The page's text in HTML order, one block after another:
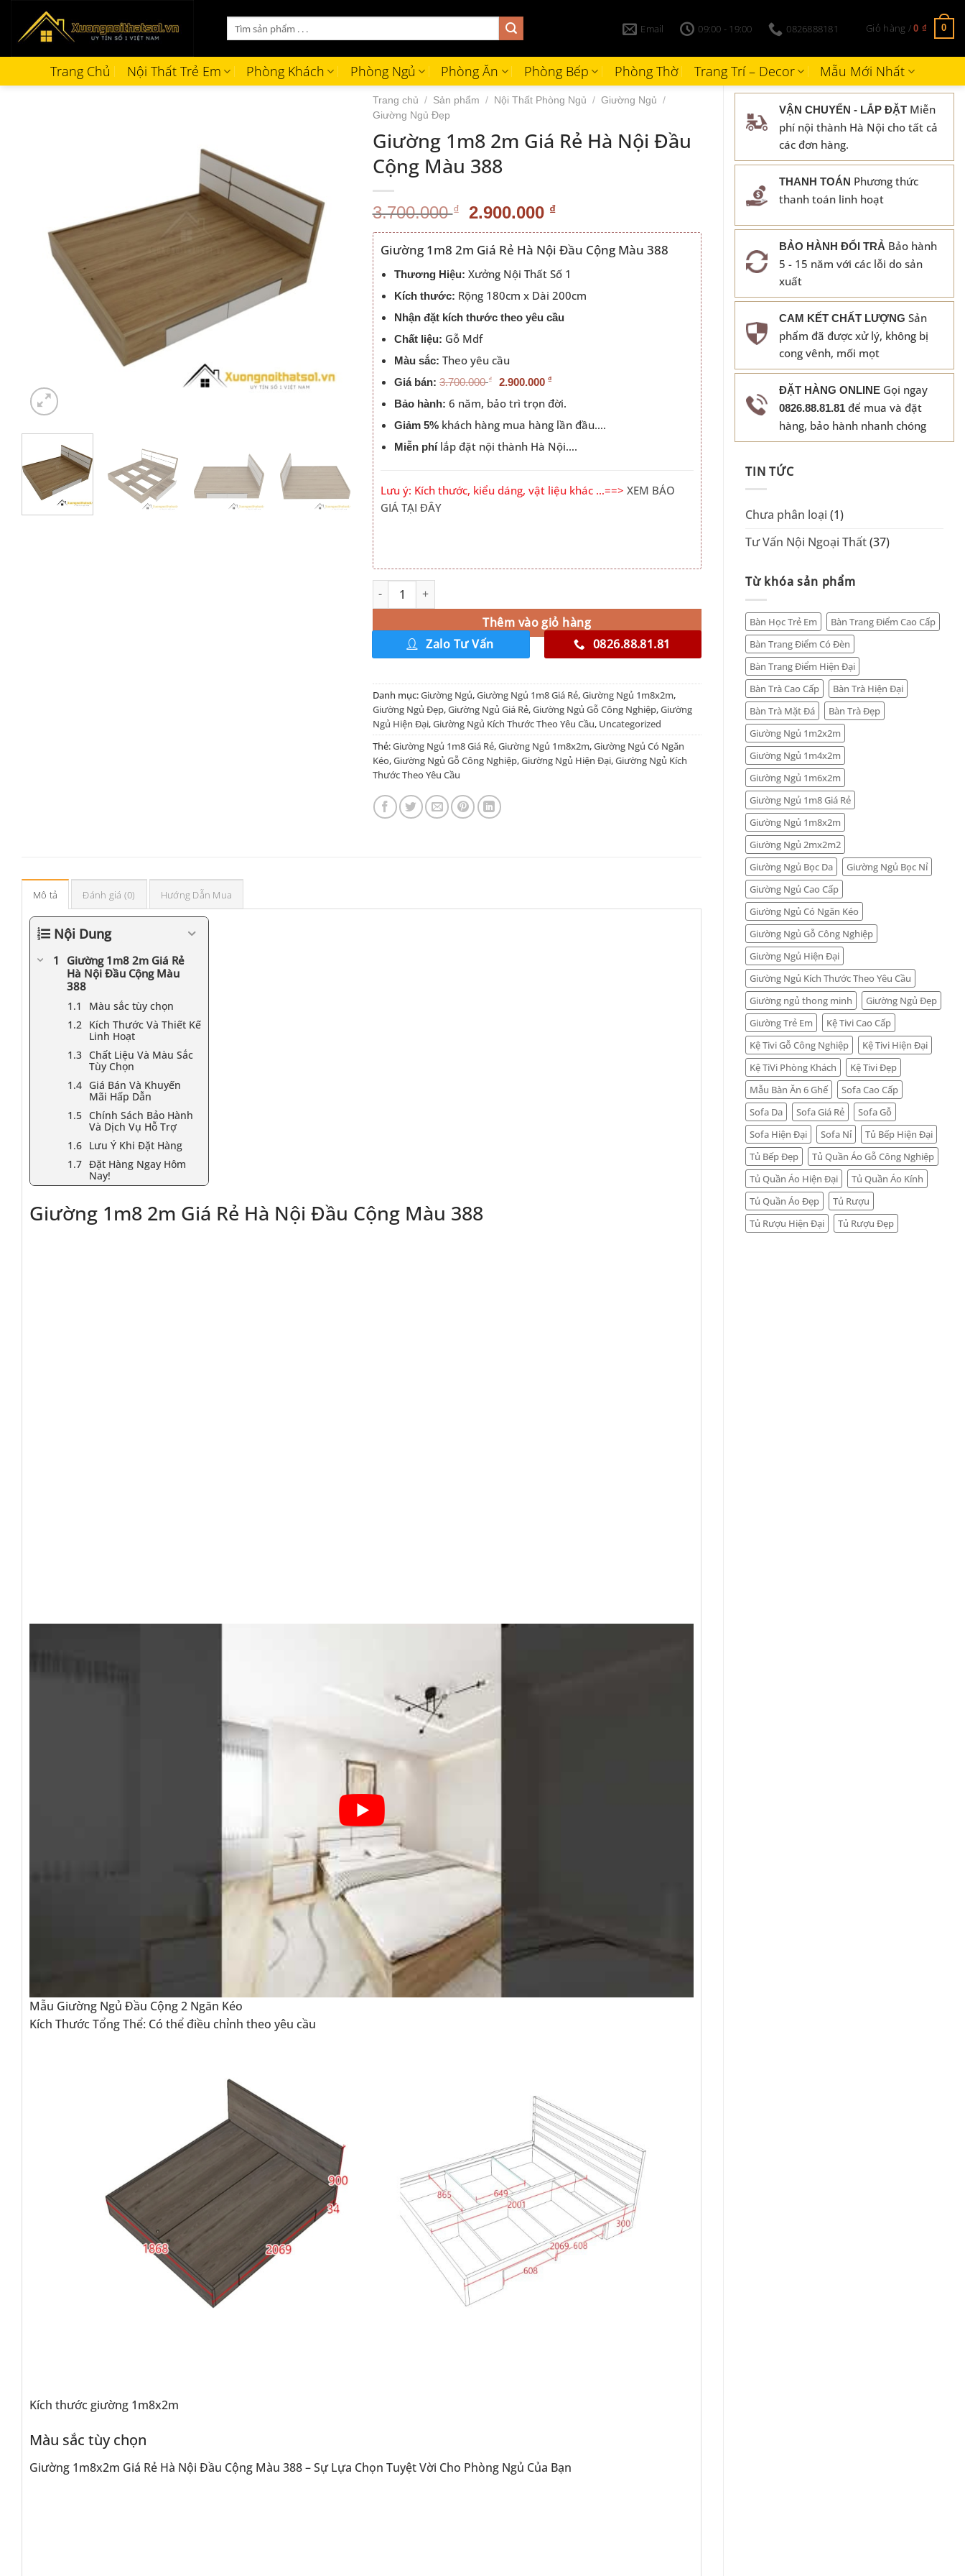
Tìm
kiếm:
Email 09:00 - 19:00 0826888181 Giỏ hàng /0 ₫ 0
Trang Chủ Nội Thất Trẻ Em Phòng Khách Phòng Ngủ Phòng Ăn Phòng Bếp Phòng Thờ Trang Trí – Decor Mẫu Mới Nhất
VẬN CHUYỂN - LẮP ĐẶT Miễn
phí nội thành Hà Nội cho tất cả
các đơn hàng.
THANH TOÁN Phương thức
thanh toán linh hoạt
BẢO HÀNH ĐỔI TRẢ Bảo hành
5 - 15 năm với các lỗi do sản
xuất
CAM KẾT CHẤT LƯỢNG Sản
phẩm đã được xử lý, không bị
cong vênh, mối mọt
ĐẶT HÀNG ONLINE Gọi ngay
0826.88.81.81 để mua và đặt
hàng, bảo hành nhanh chóng
TIN TỨC
Chưa phân loại (1)
Tư Vấn Nội Ngoại Thất(37)
Từ khóa sản phẩm
Bàn Học Trẻ Em
Bàn Trang Điểm Cao Cấp
Bàn Trang Điểm Có Đèn
Bàn Trang Điểm Hiện Đại
Bàn Trà Cao Cấp
Bàn Trà Hiện Đại
Bàn Trà Mặt Đá
Bàn Trà Đẹp
Giường Ngủ 1m2x2m
Giường Ngủ 1m4x2m
Giường Ngủ 1m6x2m
Giường Ngủ 1m8 Giá Rẻ
Giường Ngủ 1m8x2m
Giường Ngủ 2mx2m2
Giường Ngủ Bọc Da
Giường Ngủ Bọc Nỉ
Giường Ngủ Cao Cấp
Giường Ngủ Có Ngăn Kéo
Giường Ngủ Gỗ Công Nghiệp
Giường Ngủ Hiện Đại
Giường Ngủ Kích Thước Theo Yêu Cầu
Giường ngủ thong minh
Giường Ngủ Đẹp
Giường Trẻ Em
Kệ Tivi Cao Cấp
Kệ Tivi Gỗ Công Nghiệp
Kệ Tivi Hiện Đại
Kệ TiVi Phòng Khách
Kệ Tivi Đẹp
Mẫu Bàn Ăn 6 Ghế
Sofa Cao Cấp
Sofa Da
Sofa Giá Rẻ
Sofa Gỗ
Sofa Hiện Đại
Sofa Nỉ
Tủ Bếp Hiện Đại
Tủ Bếp Đẹp
Tủ Quần Áo Gỗ Công Nghiệp
Tủ Quần Áo Hiện Đại
Tủ Quần Áo Kính
Tủ Quần Áo Đẹp
Tủ Rượu
Tủ Rượu Hiện Đại
Tủ Rượu Đẹp
Trang chủ / Sản phẩm / Nội Thất Phòng Ngủ / Giường Ngủ
/
Giường Ngủ Đẹp
Giường 1m8 2m Giá Rẻ Hà Nội Đầu
Cộng Màu 388
3.700.000₫ Giá
gốc
là:
3.700.000 ₫.
2.900.000 ₫Giá
hiện
tại
là:
2.900.000 ₫.
Giường 1m8 2m Giá Rẻ Hà Nội Đầu Cộng Màu 388
Thương Hiệu: Xưởng Nội Thất Số 1
Kích thước: Rộng 180cm x Dài 200cm
Nhận đặt kích thước theo yêu cầu
Chất liệu: Gỗ Mdf
Màu sắc: Theo yêu cầu
Giá bán: 3.700.000 ₫ 2.900.000 ₫
Bảo hành: 6 năm, bảo trì trọn đời.
Giảm 5% khách hàng mua hàng lần đầu….
Miễn phílắp đặt nội thành Hà Nội….
Lưu ý: Kích thước, kiểu dáng, vật liệu khác …==> XEM BÁO
GIÁ TẠI ĐÂY
Giường 1m8 2m Giá Rẻ Hà Nội Đầu Cộng Màu 388 số lượng
Thêm vào giỏ hàng
Alternative:
Zalo Tư Vấn 0826.88.81.81
Danh mục:Giường Ngủ,Giường Ngủ 1m8 Giá Rẻ,Giường Ngủ 1m8x2m,
Giường Ngủ Đẹp,Giường Ngủ Giá Rẻ,Giường Ngủ Gỗ Công Nghiệp,Giường
Ngủ Hiện Đại,Giường Ngủ Kích Thước Theo Yêu Cầu, Uncategorized
Thẻ:Giường Ngủ 1m8 Giá Rẻ,Giường Ngủ 1m8x2m,Giường Ngủ Có Ngăn
Kéo,Giường Ngủ Gỗ Công Nghiệp,Giường Ngủ Hiện Đại,Giường Ngủ Kích
Thước Theo Yêu Cầu
Mô tả Đánh giá (0) Hướng Dẫn Mua
Nội Dung
Giường 1m8 2m Giá Rẻ
Hà Nội Đầu Cộng Màu
388
Màu sắc tùy chọn
Kích Thước Và Thiết Kế
Linh Hoạt
Chất Liệu Và Màu Sắc
Tùy Chọn
Giá Bán Và Khuyến
Mãi Hấp Dẫn
Chính Sách Bảo Hành
Và Dịch Vụ Hỗ Trợ
Lưu Ý Khi Đặt Hàng
Đặt Hàng Ngay Hôm
Nay!
Giường 1m8 2m Giá Rẻ Hà Nội Đầu Cộng Màu 388
Mẫu Giường Ngủ Đầu Cộng 2 Ngăn Kéo
Kích Thước Tổng Thể: Có thể điều chỉnh theo yêu cầu
Kích thước giường 1m8x2m
Màu sắc tùy chọn
Giường 1m8x2m Giá Rẻ Hà Nội Đầu Cộng Màu 388 – Sự Lựa Chọn Tuyệt Vời Cho Phòng Ngủ Của Bạn